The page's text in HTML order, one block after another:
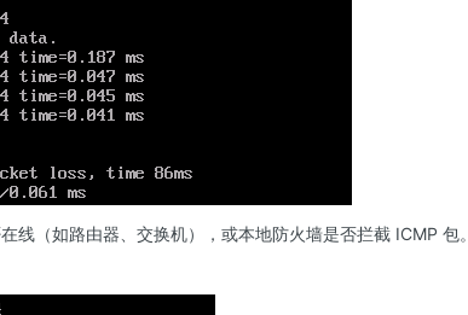
线（如路由器、交换机），或本地防火墙是否拦截 ICMP 包。